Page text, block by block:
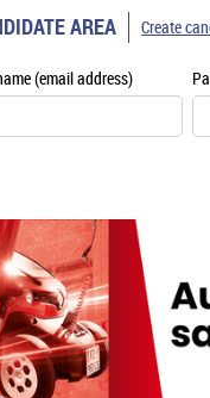
AREA
(email address)
Create